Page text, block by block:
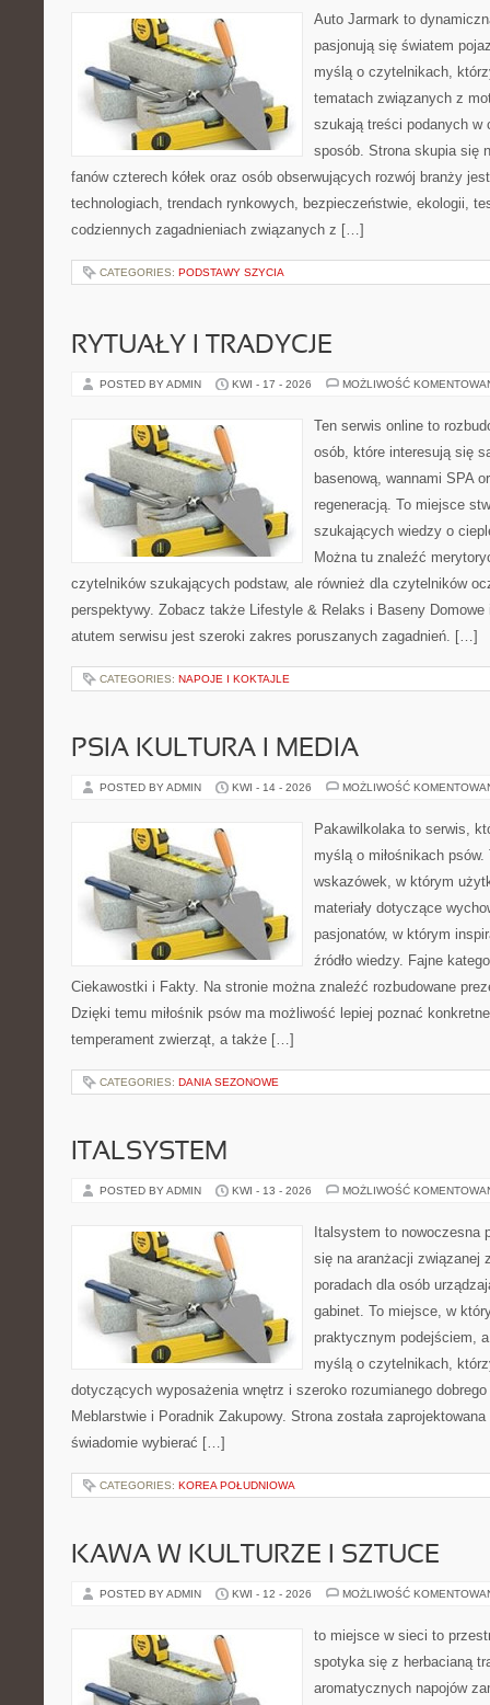
Auto Jarmark to
pasjonują się światem
myślą o czytelnikach,
tematach związanych z
szukają treści podanych w
sposób. Strona skupia się
fanów czterech kółek oraz osób obserwujących rozwój branży
technologiach, trendach rynkowych, bezpieczeństwie, ekologii,
codziennych zagadnieniach związanych z […]
CATEGORIES: PODSTAWY SZYCIA
RYTUAŁY I TRADYCJE
POSTED BY ADMIN KWI - 17 - 2026 MOŻLIWOŚĆ
Ten serwis online to
osób, które interesują się
basenową, wannami SPA
regeneracją. To miejsce
szukających wiedzy o
Można tu znaleźć
czytelników szukających podstaw, ale również dla czytelników
perspektywy. Zobacz także Lifestyle & Relaks i Baseny Domowe
atutem serwisu jest szeroki zakres poruszanych zagadnień. […]
CATEGORIES: NAPOJE I KOKTAJLE
PSIA KULTURA I MEDIA
POSTED BY ADMIN KWI - 14 - 2026 MOŻLIWOŚĆ
Pakawilkolaka to serwis,
myślą o miłośnikach
wskazówek, w którym
materiały dotyczące
pasjonatów, w którym
źródło wiedzy. Fajne
Ciekawostki i Fakty. Na stronie można znaleźć rozbudowane
Dzięki temu miłośnik psów ma możliwość lepiej poznać
temperament zwierząt, a także […]
CATEGORIES: DANIA SEZONOWE
ITALSYSTEM
POSTED BY ADMIN KWI - 13 - 2026 MOŻLIWOŚĆ
Italsystem to nowoczesna
się na aranżacji związanej
poradach dla osób
gabinet. To miejsce, w
praktycznym podejściem,
myślą o czytelnikach,
dotyczących wyposażenia wnętrz i szeroko rozumianego
Meblarstwie i Poradnik Zakupowy. Strona została
świadomie wybierać […]
CATEGORIES: KOREA POŁUDNIOWA
KAWA W KULTURZE I SZTUCE
POSTED BY ADMIN KWI - 12 - 2026 MOŻLIWOŚĆ
to miejsce w sieci to
spotyka się z herbacianą
aromatycznych napojów